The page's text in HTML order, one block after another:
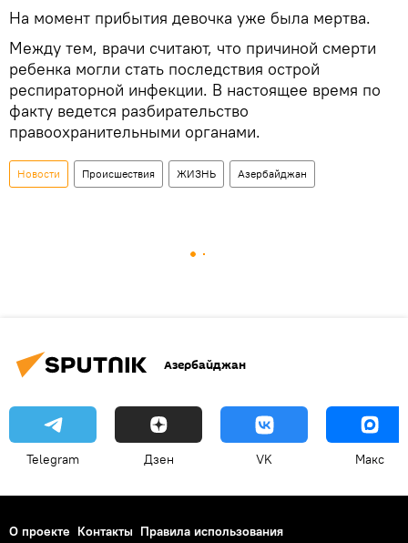
На момент прибытия девочка уже была мертва.
Между тем, врачи считают, что причиной смерти
ребенка могли стать последствия острой
респираторной инфекции. В настоящее время по
факту ведется разбирательство
правоохранительными органами.
Новости Происшествия ЖИЗНЬ Азербайджан
Азербайджан
Telegram Дзен VK Макс
О проекте Контакты Правила использования